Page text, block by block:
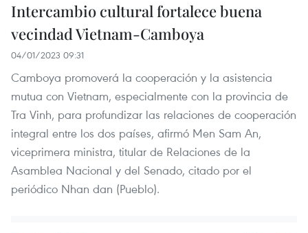
Intercambio cultural fortalece buena
vecindad Vietnam-Camboya
04/01/2023 09:31
Camboya promoverá la cooperación y la asistencia
mutua con Vietnam, especialmente con la provincia de
Tra Vinh, para profundizar las relaciones de cooperación
integral entre los dos países, afirmó Men Sam An,
viceprimera ministra, titular de Relaciones de la
Asamblea Nacional y del Senado, citado por el
periódico Nhan dan (Pueblo).